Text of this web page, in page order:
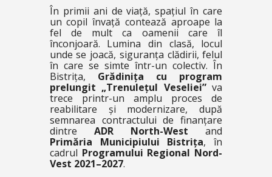
În primii ani de viață, spațiul în care
un copil învață contează aproape la
fel de mult ca oamenii care îl
înconjoară. Lumina din clasă, locul
unde se joacă, siguranța clădirii, felul
în care se simte într-un colectiv. În
Bistrița, Grădinița cu program
prelungit „Trenulețul Veseliei”va
trece printr-un amplu proces de
reabilitare și modernizare, după
semnarea contractului de finanțare
dintre ADR North-West and
Primăria Municipiului Bistrița, în
cadrul Programului Regional Nord-
Vest 2021–2027.